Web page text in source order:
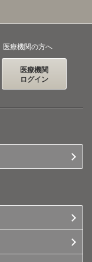
医療機関の方へ
医療機関
ログイン